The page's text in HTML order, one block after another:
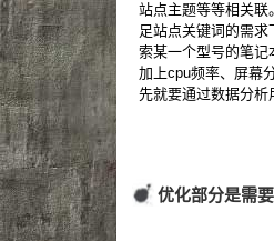
站点主题等等相关联
足站点关键词的需
索某一个型号的笔记
加上cpu频率、屏幕
先就要通过数据分
优化部分是需